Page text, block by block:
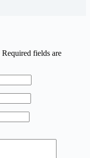
Required fields are